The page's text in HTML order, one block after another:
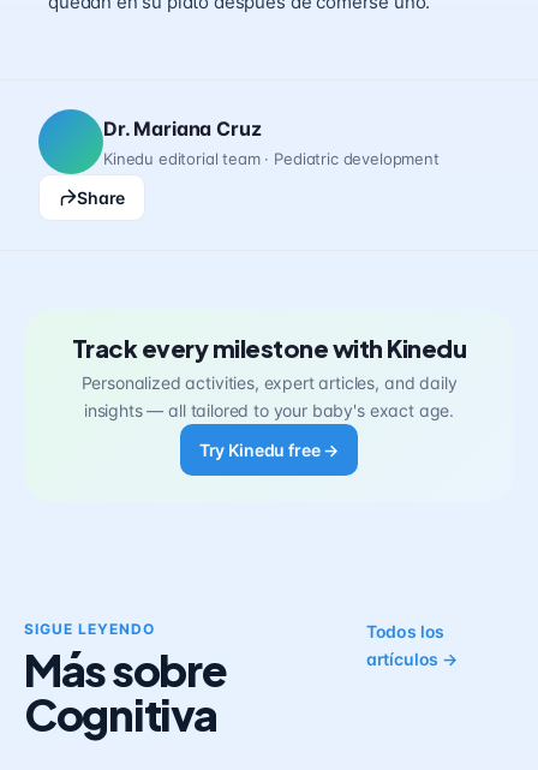
Dr. Mariana Cruz
Kinedu editorial team · Pediatric development
Share
Track every milestone with Kinedu
Personalized activities, expert articles, and daily
insights — all tailored to your baby's exact age.
Try Kinedu free →
SIGUE LEYENDO
Más sobre
Cognitiva
Todos los
artículos →